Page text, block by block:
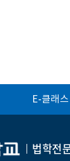
E-클래스
법학전